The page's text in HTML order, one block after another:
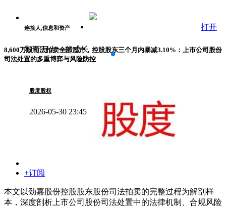
连接人,信息和资产
和百万人一起成长
打开
8,600万股司法拍卖全部过户，控股股东三个月内暴减3.10%：上市公司股份
司法处置的多重博弈与风险防控
股度股权
2026-05-30 23:45
+订阅
本文以劲嘉股份控股股东股份司法拍卖的完整过程为解剖样
本，深度剖析上市公司股份司法处置中的法律机制、合规风险